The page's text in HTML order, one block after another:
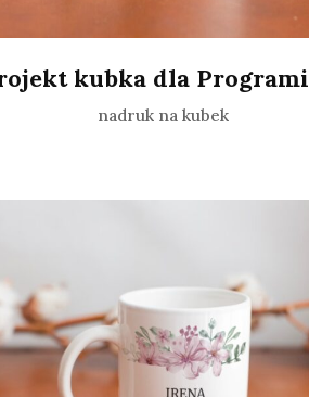
kubka dla
nadruk na kubek